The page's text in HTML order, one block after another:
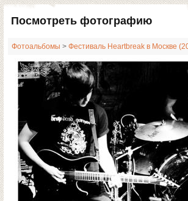
Посмотреть фотографию
Фотоальбомы > Фестиваль Heartbreak в Москве